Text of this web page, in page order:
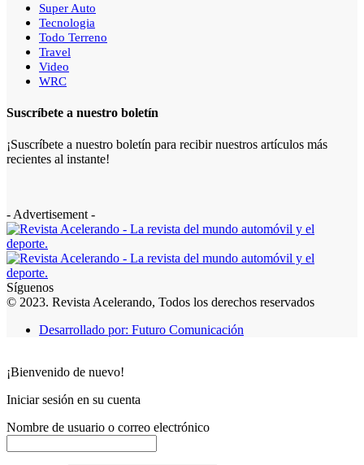
Super Auto
Tecnologia
Todo Terreno
Travel
Video
WRC
Suscríbete a nuestro boletín
¡Suscríbete a nuestro boletín para recibir nuestros artículos más
recientes al instante!
- Advertisement -
Síguenos
© 2023. Revista Acelerando, Todos los derechos reservados
Desarrollado por: Futuro Comunicación
¡Bienvenido de nuevo!
Iniciar sesión en su cuenta
Nombre de usuario o correo electrónico